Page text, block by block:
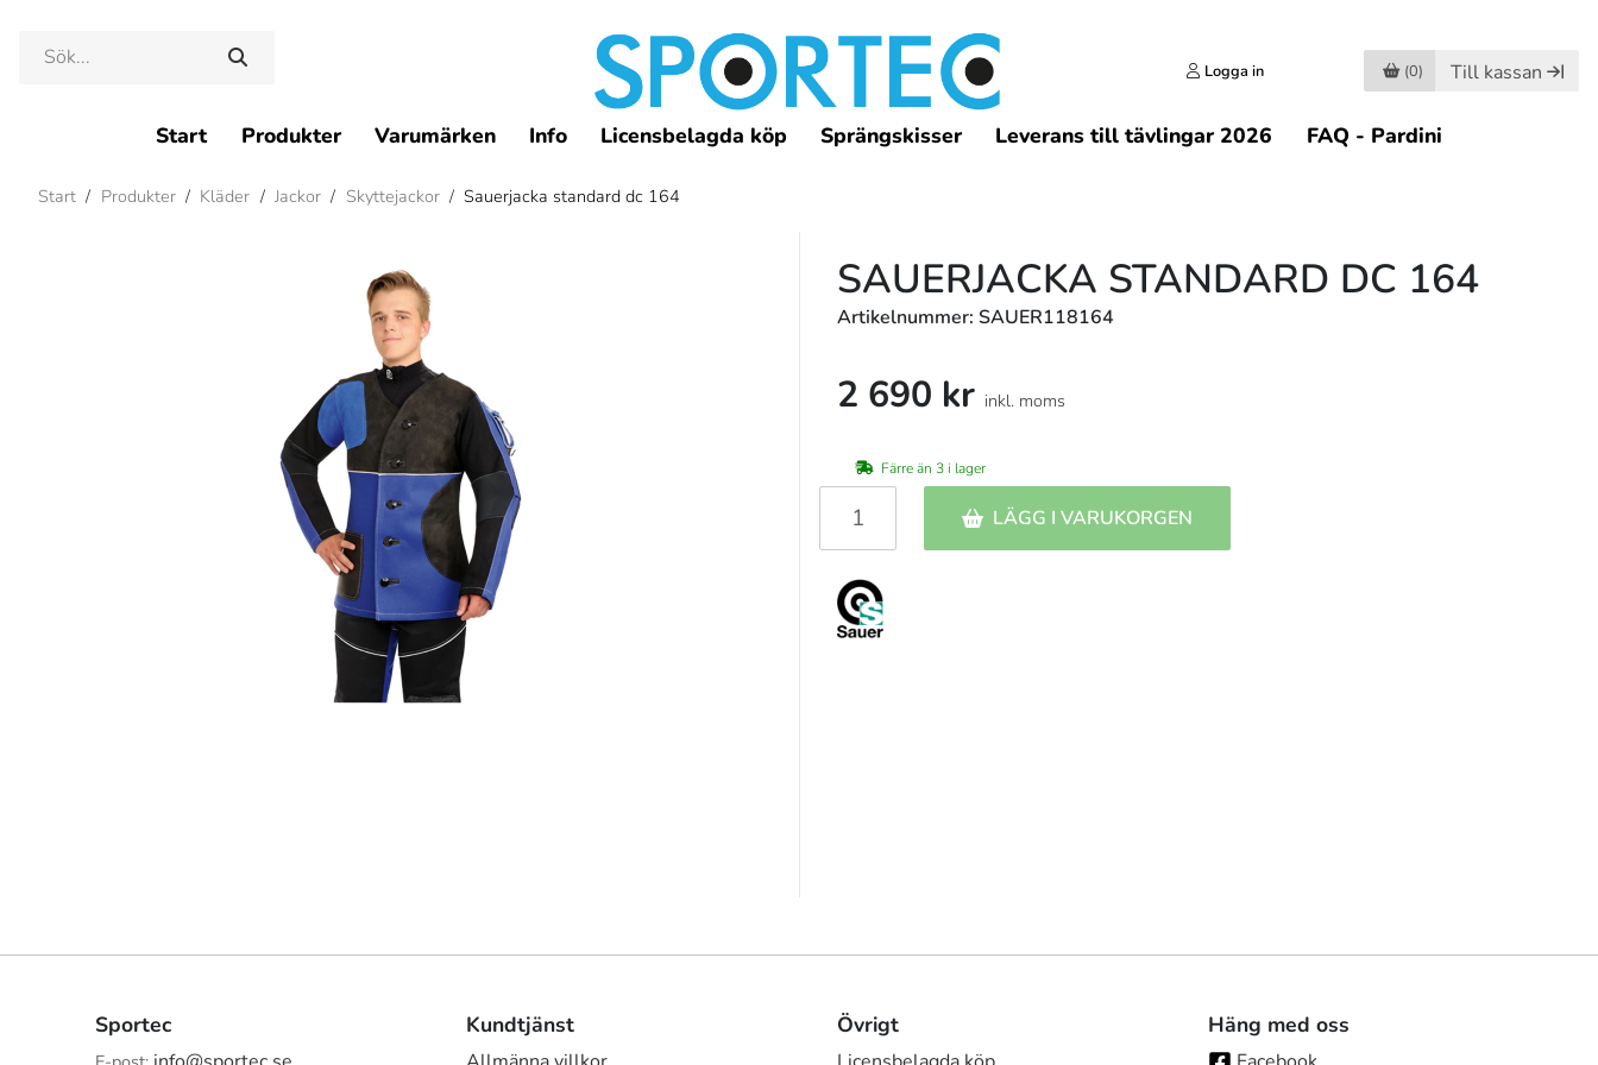
Logga in (0) Till kassan
Start Produkter Varumärken Info Licensbelagda köp Sprängskisser Leverans till tävlingar 2026 FAQ - Pardini
Start / Produkter / Kläder / Jackor / Skyttejackor / Sauerjacka standard dc 164
SAUERJACKA STANDARD DC 164
Artikelnummer: SAUER118164
2 690 kr inkl. moms
Färre än 3 i lager
LÄGG I VARUKORGEN
Sportec Kundtjänst Övrigt Häng med oss